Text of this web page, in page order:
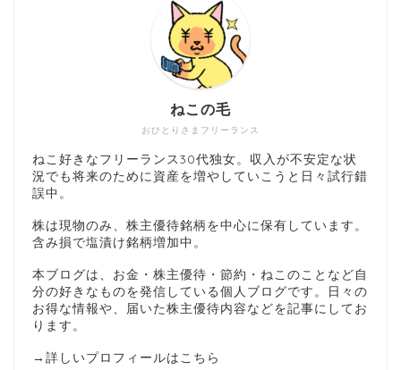
おひとりさまフリーランス
ねこの毛
ねこ好きなフリーランス30代独女。収入が不安定な状
況でも将来のために資産を増やしていこうと日々試行錯
誤中。
株は現物のみ、株主優待銘柄を中心に保有しています。
含み損で塩漬け銘柄増加中。
本ブログは、お金・株主優待・節約・ねこのことなど自
分の好きなものを発信している個人ブログです。日々の
お得な情報や、届いた株主優待内容などを記事にしてお
ります。
→ 詳しいプロフィールはこちら